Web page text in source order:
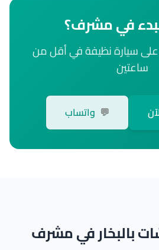
في مشرف؟
على سيارة نظيفة في أقل من
ساعتين
💬 واتساب
بالبخار في مشرف